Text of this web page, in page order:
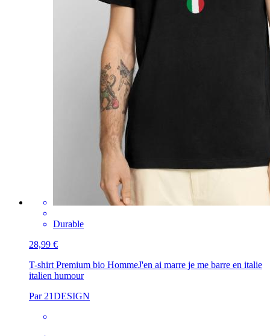
Durable
28,99 €
T-shirt Premium bio HommeJ'en ai marre je me barre en italie
italien humour
Par 21DESIGN